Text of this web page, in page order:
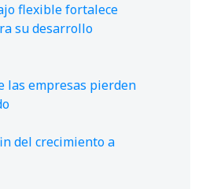
flexible fortalece
su desarrollo
las empresas pierden
del crecimiento a